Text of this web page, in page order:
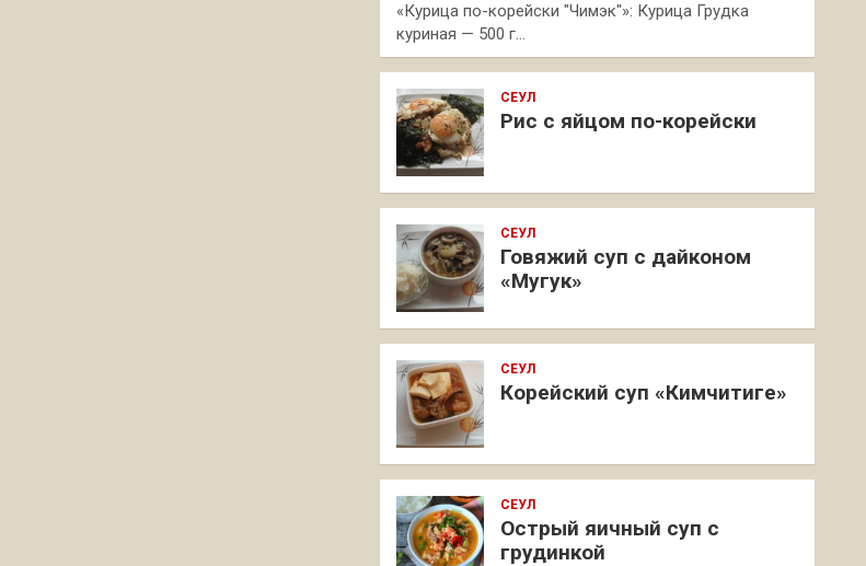
«Курица по-корейски "Чимэк"»: Курица Грудка
куриная — 500 г…
СЕУЛ
Рис с яйцом по-корейски
СЕУЛ
Говяжий суп с дайконом
«Мугук»
СЕУЛ
Корейский суп «Кимчитиге»
СЕУЛ
Острый яичный суп с
грудинкой